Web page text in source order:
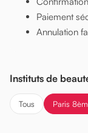
Paiement
Annulation
Instituts de
Tous Paris